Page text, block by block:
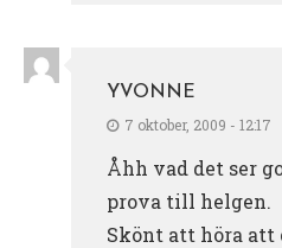
YVONNE
7 oktober, 2009 - 12:17
Åhh vad det ser
prova till helgen.
Skönt att höra